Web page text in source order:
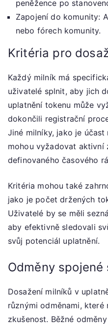
peněžence po
Zapojení do komunity:
nebo fórech komunity.
Kritéria pro
Každý milník má
uživatelé splnit, aby jich
uplatnění tokenu může
dokončili registrační
Jiné milníky, jako je účast
mohou vyžadovat aktivní
definovaného časového
Kritéria mohou také
jako je počet držených
Uživatelé by se měli
aby efektivně sledovali
svůj potenciál uplatnění.
Odměny
Dosažení milníků v
různými odměnami,
zkušenost. Běžné